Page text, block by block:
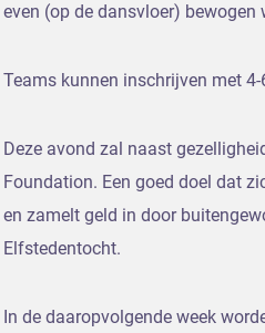
even (op de dansvloer) bewogen
Teams kunnen inschrijven met
Deze avond zal naast
Foundation. Een goed doel dat
en zamelt geld in door
Elfstedentocht.
In de daaropvolgende week